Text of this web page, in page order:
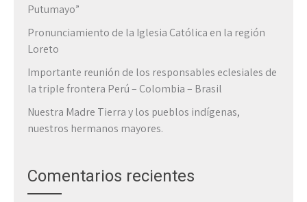
Putumayo”
Pronunciamiento de la Iglesia Católica en la región
Loreto
Importante reunión de los responsables eclesiales de
la triple frontera Perú – Colombia – Brasil
Nuestra Madre Tierra y los pueblos indígenas,
nuestros hermanos mayores.
Comentarios recientes